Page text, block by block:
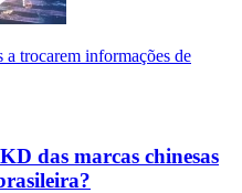
trocarem informações de
das marcas chinesas